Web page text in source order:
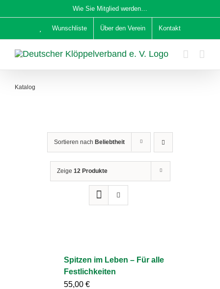
Inhalt
Wie Sie Mitglied werden…
Wunschliste Über den Verein Kontakt
Katalog
Sortieren nach Beliebtheit
Zeige 12 Produkte
Spitzen im Leben – Für alle
Festlichkeiten
55,00€